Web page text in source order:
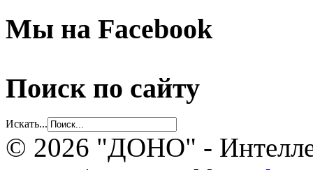
Мы на Facebook
Поиск по сайту
Искать...
© 2026 "ДОНО" -